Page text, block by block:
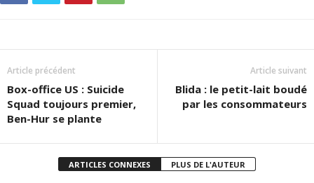
Article précédent
Box-office US : Suicide
Squad toujours premier,
Ben-Hur se plante
Article suivant
Blida : le petit-lait boudé
par les consommateurs
ARTICLES CONNEXES PLUS DE L'AUTEUR